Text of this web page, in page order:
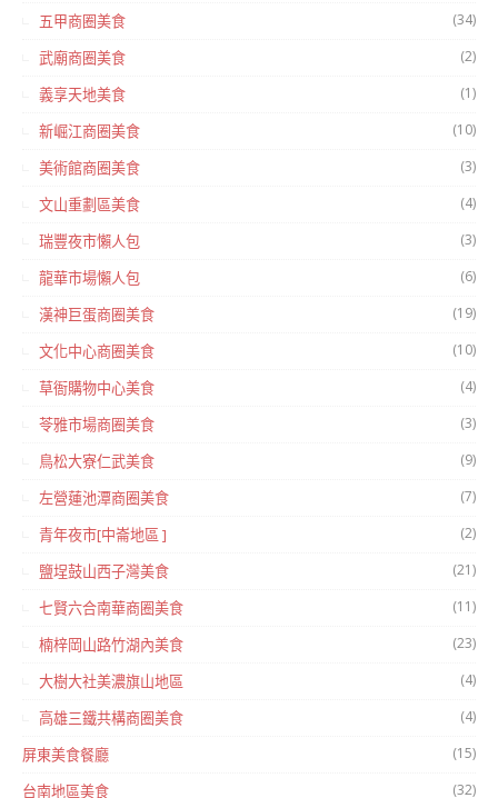
五甲商圈美食 (34)
武廟商圈美食 (2)
義享天地美食 (1)
新崛江商圈美食 (10)
美術館商圈美食 (3)
文山重劃區美食 (4)
瑞豐夜市懶人包 (3)
龍華市場懶人包 (6)
漢神巨蛋商圈美食 (19)
文化中心商圈美食 (10)
草衙購物中心美食 (4)
苓雅市場商圈美食 (3)
鳥松大寮仁武美食 (9)
左營蓮池潭商圈美食 (7)
青年夜市[中崙地區 ] (2)
鹽埕鼓山西子灣美食 (21)
七賢六合南華商圈美食 (11)
楠梓岡山路竹湖內美食 (23)
大樹大社美濃旗山地區 (4)
高雄三鐵共構商圈美食 (4)
屏東美食餐廳 (15)
台南地區美食 (32)